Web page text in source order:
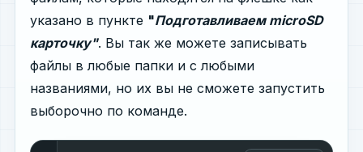
указано в пункте "Подготавливаем microSD
карточку". Вы так же можете записывать
файлы в любые папки и с любыми
названиями, но их вы не сможете запустить
выборочно по команде.